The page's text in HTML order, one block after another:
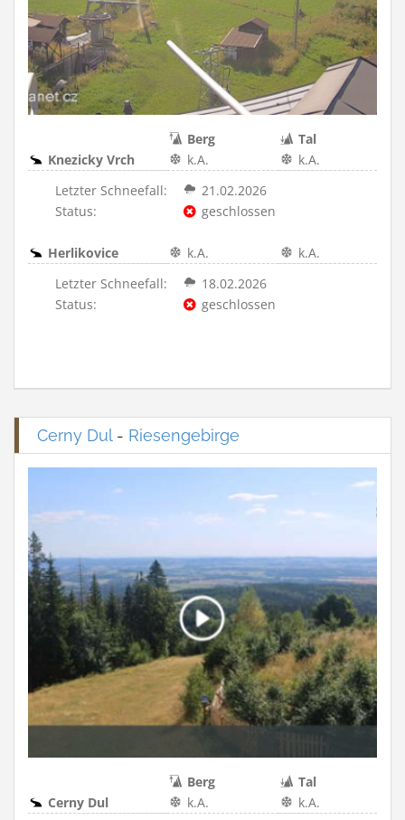
Berg
Tal
Knezicky Vrch
k.A.
k.A.
Letzter Schneefall:
21.02.2026
Status:
geschlossen
Herlikovice k.A.
k.A.
Letzter Schneefall:
18.02.2026
Status:
geschlossen
Cerny Dul- Riesengebirge
Berg
Tal
Cerny Dul
k.A.
k.A.